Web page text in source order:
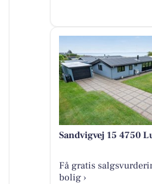
Sandvigvej 15 4750
Få gratis
bolig ›